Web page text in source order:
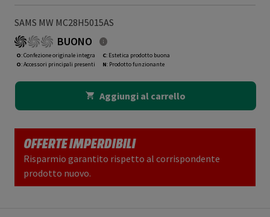
SAMS MW MC28H5015AS
BUONO
O: Confezione originale integra
O: Accessori principali presenti
C: Estetica prodotto buona
N: Prodotto funzionante
Aggiungi al carrello
OFFERTE IMPERDIBILI
Risparmio garantito rispetto al corrispondente
prodotto nuovo.